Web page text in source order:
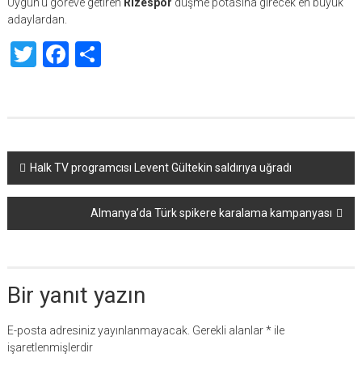
adaylardan.
TwitterFacebook
Share
Yazı
dolaşımı
Halk TV programcısı Levent Gültekin saldırıya uğradı
Almanya’da Türk spikere karalama kampanyası
Bir yanıt yazın
E-posta adresiniz yayınlanmayacak. Gerekli alanlar*ile
işaretlenmişlerdir